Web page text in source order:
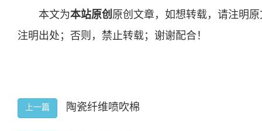
本文为本站原创 原创文章，如想转载，请注明
注明出处；否则，禁止转载；谢谢配合！
上一篇 陶瓷纤维喷吹棉